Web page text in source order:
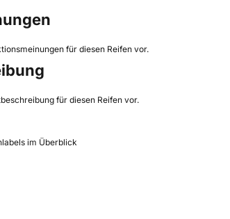
für diesen Reifen vor.
für diesen Reifen vor.
im Überblick